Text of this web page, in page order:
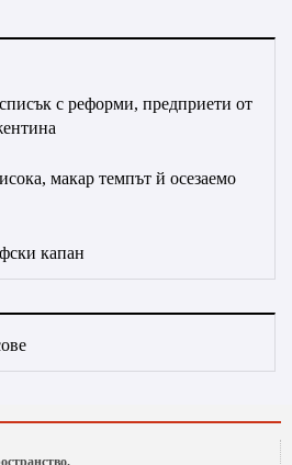
с реформи, предприети от
макар темпът й осезаемо
капан